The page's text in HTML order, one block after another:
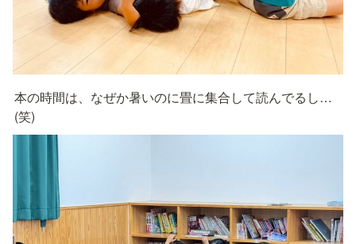
本の時間は、なぜか暑いのに畳に集合して読んでるし…
(笑)